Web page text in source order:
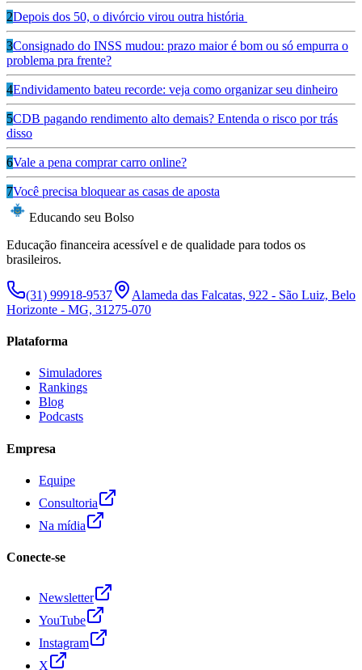
2Depois dos 50, o divórcio virou outra história
3Consignado do INSS mudou: prazo maior é bom ou só empurra o
problema pra frente?
4Endividamento bateu recorde: veja como organizar seu dinheiro
5CDB pagando rendimento alto demais? Entenda o risco por trás
disso
6Vale a pena comprar carro online?
7Você precisa bloquear as casas de aposta
Educando seu Bolso
Educação financeira acessível e de qualidade para todos os
brasileiros.
(31) 99918-9537
Alameda das Falcatas, 922 - São Luiz, Belo
Horizonte - MG, 31275-070
Plataforma
Simuladores
Rankings
Blog
Podcasts
Empresa
Equipe
Consultoria
Na mídia
Conecte-se
Newsletter
YouTube
Instagram
X